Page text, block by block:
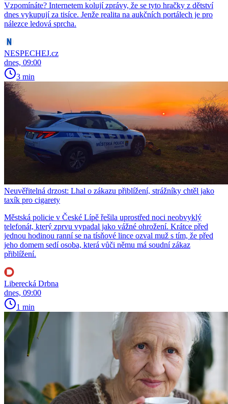
Vzpomínáte? Internetem kolují zprávy, že se tyto hračky z dětství
dnes vykupují za tisíce. Jenže realita na aukčních portálech je pro
nálezce ledová sprcha.
NESPECHEJ.cz
dnes, 09:00
3 min
Neuvěřitelná drzost: Lhal o zákazu přiblížení, strážníky chtěl jako
taxík pro cigarety
Městská policie v České Lípě řešila uprostřed noci neobvyklý
telefonát, který zprvu vypadal jako vážné ohrožení. Krátce před
jednou hodinou ranní se na tísňové lince ozval muž s tím, že před
jeho domem sedí osoba, která vůči němu má soudní zákaz
přiblížení.
Liberecká Drbna
dnes, 09:00
1 min